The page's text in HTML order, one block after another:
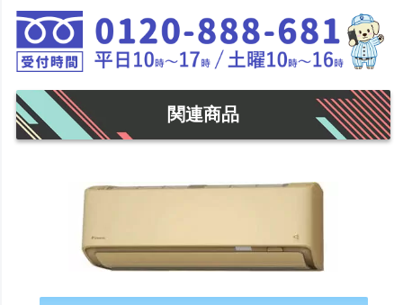
関連商品